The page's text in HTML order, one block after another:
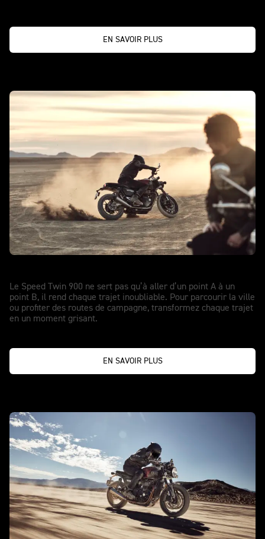
EN SAVOIR PLUS
Le Speed Twin 900 ne sert pas qu’à aller d’un point A à un
point B, il rend chaque trajet inoubliable. Pour parcourir la ville
ou profiter des routes de campagne, transformez chaque trajet
en un moment grisant.
EN SAVOIR PLUS